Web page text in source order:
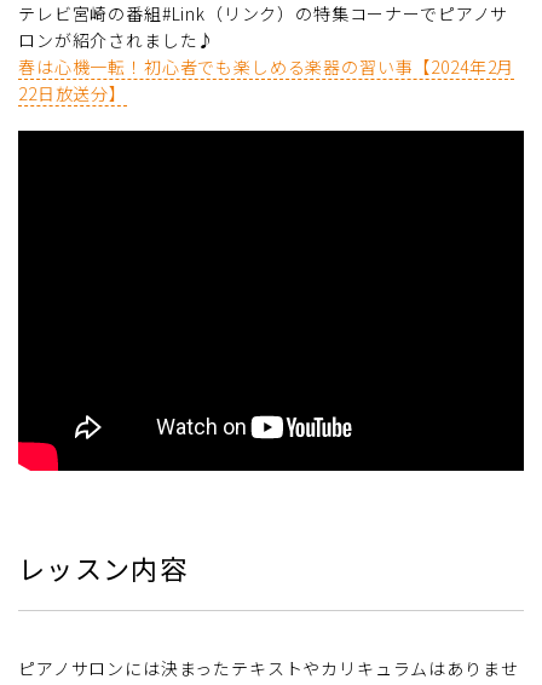
テレビ宮崎の番組#Link（リンク）の特集コーナーでピアノサ
ロンが紹介されました♪
春は心機一転！初心者でも楽しめる楽器の習い事【2024年2月
22日放送分】
レッスン内容
ピアノサロンには決まったテキストやカリキュラムはありませ